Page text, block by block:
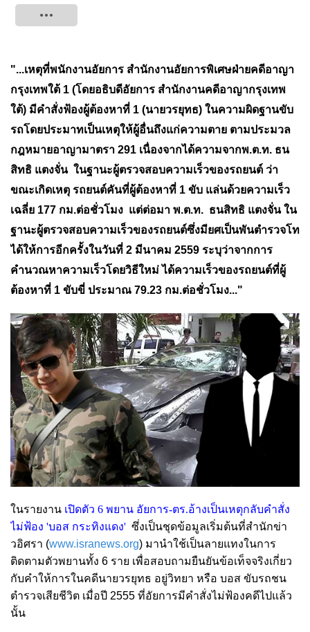
"...เหตุที่พนักงานอัยการ สำนักงานอัยการพิเศษฝ่ายคดีอาญา
กรุงเทพใต้ 1 (โดยอธิบดีอัยการ สำนักงานคดีอาญากรุงเทพ
ใต้) มีคำสั่งฟ้องผู้ต้องหาที่ 1 (นายวรยุทธ) ในความผิดฐานขับ
รถโดยประมาทเป็นเหตุให้ผู้อื่นถึงแก่ความตาย ตามประมวล
กฎหมายอาญามาตรา 291 เนื่องจากได้ความจากพ.ต.ท. ธน
สิทธิ แตงจั่น ในฐานะผู้ตรวจสอบความเร็วของรถยนต์ ว่า
ขณะเกิดเหตุ รถยนต์คันที่ผู้ต้องหาที่ 1 ขับ แล่นด้วยความเร็ว
เฉลี่ย 177 กม.ต่อชั่วโมง แต่ต่อมา พ.ต.ท. ธนสิทธิ แตงจั่น ใน
ฐานะผู้ตรวจสอบความเร็วของรถยนต์ซึ่งมียศเป็นพันตำรวจโท
ได้ให้การอีกครั้งในวันที่ 2 มีนาคม 2559 ระบุว่าจากการ
คำนวณหาความเร็วโดยวิธีใหม่ ได้ความเร็วของรถยนต์ที่ผู้
ต้องหาที่ 1 ขับขี่ ประมาณ 79.23 กม.ต่อชั่วโมง..."
ในรายงาน เปิดตัว 6 พยาน อัยการ-ตร.อ้างเป็นเหตุกลับคำสั่ง
ไม่ฟ้อง 'บอส กระทิงแดง' ซึ่งเป็นชุดข้อมูลเริ่มต้นที่สำนักข่า
วอิศรา (www.isranews.org) มานำใช้เป็นลายแทงในการ
ติดตามตัวพยานทั้ง 6 ราย เพื่อสอบถามยืนยันข้อเท็จจริงเกี่ยว
กับคำให้การในคดีนายวรยุทธ อยู่วิทยา หรือ บอส ขับรถชน
ตำรวจเสียชีวิต เมื่อปี 2555 ที่อัยการมีคำสั่งไม่ฟ้องคดีไปแล้ว
นั้น